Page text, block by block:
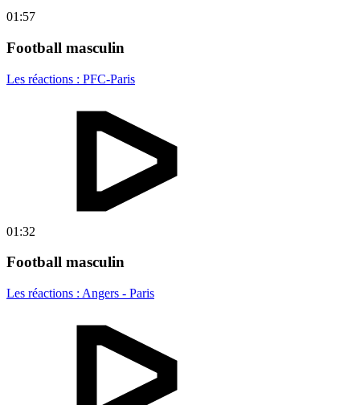
01:57
Football masculin
Les réactions : PFC-Paris
01:32
Football masculin
Les réactions : Angers - Paris